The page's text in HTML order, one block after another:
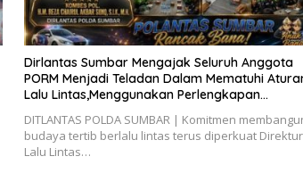
Dirlantas Sumbar Mengajak Seluruh Anggota
PORM Menjadi Teladan Dalam Mematuhi
Lalu Lintas,Menggunakan Perlengkapan
DITLANTAS POLDA SUMBAR | Komitmen
budaya tertib berlalu lintas terus diperkuat Direktur
Lalu Lintas…